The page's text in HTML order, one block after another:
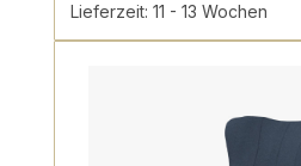
Lieferzeit: 11 - 13 Wochen